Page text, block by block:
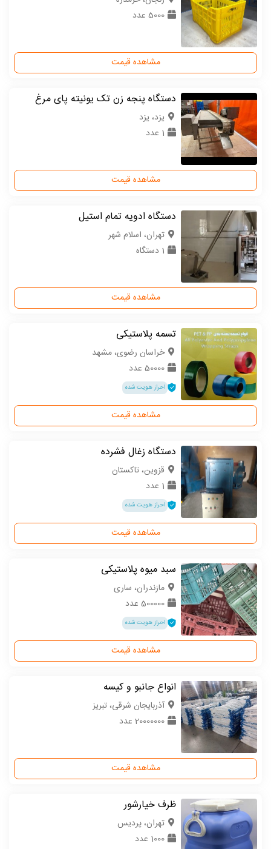
5000 عدد
مشاهده قیمت
دستگاه پنجه زن تک یونیته پای مرغ
یزد، یزد
1 عدد
مشاهده قیمت
دستگاه ادویه تمام استیل
تهران، اسلام شهر
1 دستگاه
مشاهده قیمت
تسمه پلاستیکی
خراسان رضوی، مشهد
50000 عدد
احراز هویت شده
مشاهده قیمت
دستگاه زغال فشرده
قزوین، تاکستان
1 عدد
احراز هویت شده
مشاهده قیمت
سبد میوه پلاستیکی
مازندران، ساری
500000 عدد
احراز هویت شده
مشاهده قیمت
انواع جانبو و کیسه
آذربایجان شرقی، تبریز
20000000 عدد
مشاهده قیمت
ظرف خیارشور
تهران، پردیس
1000 عدد